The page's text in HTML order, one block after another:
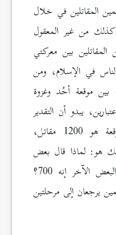
المقاتلين في خلال
من 700 إلى 3000، كذلك من غير المعقول
بين معركتي
في الإسلام، ومن
بين موقعة أحُد وغزوة
يبدو أن التقدير
الأصوَب لعدد المسلمين في الموقعة هو 1200 مقاتل،
هو: لماذا قال بعض
المفسرين إن العدد 3000، وقال البعض الآخر إنه 700؟
يرجعان إلى مرحلتين